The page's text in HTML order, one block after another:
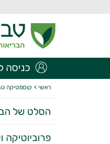
כניסה
ראשי > קוסמטיקה
הסלט של
פרוביוטיקה